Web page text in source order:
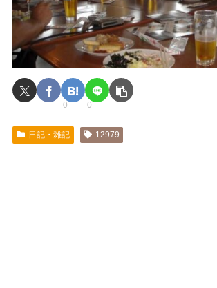
0 0
日記・雑記 12979